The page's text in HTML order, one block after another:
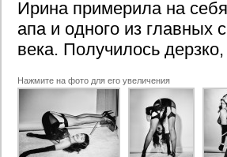
Ирина примерила на
апа и одного из
века. Получилось
Нажмите на фото для его увеличения